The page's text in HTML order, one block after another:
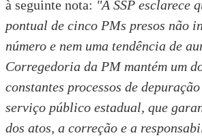
à seguinte nota: "A SSP esclarece
pontual de cinco PMs presos não
número e nem uma tendência de
Corregedoria da PM mantém um
constantes processos de
serviço público estadual, que
dos atos, a correção e a